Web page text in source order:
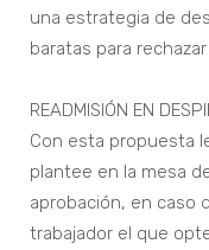
una estrategia de
baratas para
READMISIÓN EN
Con esta propuesta
plantee en la mesa
aprobación, en caso
trabajador el que